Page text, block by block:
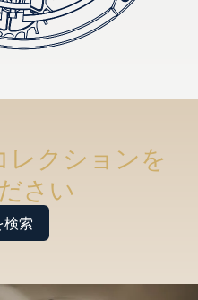
クションを
さい
検索